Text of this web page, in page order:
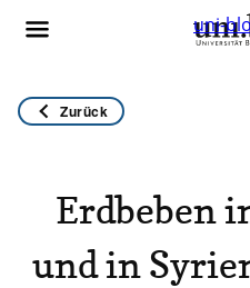
uni-
Zurück
Erdbeben
und in